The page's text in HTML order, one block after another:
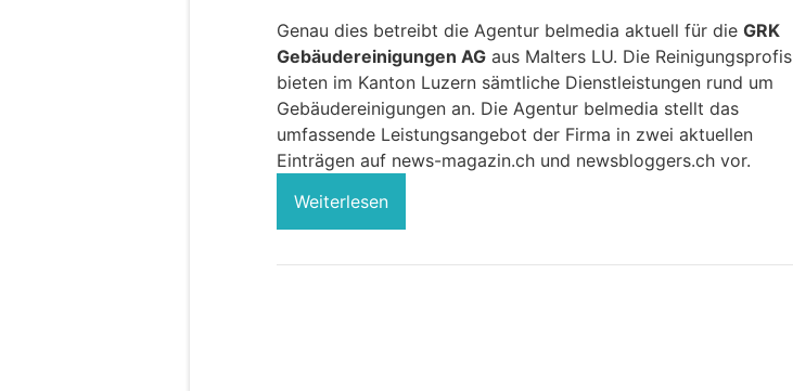
Genau dies betreibt die Agentur belmedia aktuell für die GRK
Gebäudereinigungen AG aus Malters LU. Die Reinigungsprofis
bieten im Kanton Luzern sämtliche Dienstleistungen rund um
Gebäudereinigungen an. Die Agentur belmedia stellt das
umfassende Leistungsangebot der Firma in zwei aktuellen
Einträgen auf news-magazin.ch und newsbloggers.ch vor.
Weiterlesen